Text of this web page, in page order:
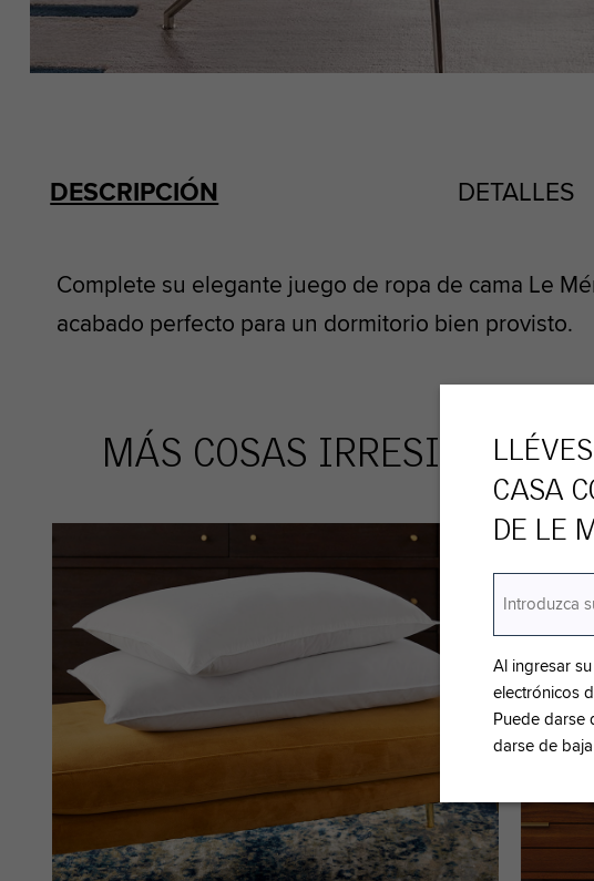
DESCRIPCIÓN DETALLES
Complete su elegante juego de ropa de cama Le
acabado perfecto para un dormitorio bien provisto.
MÁS COSAS IRRESISTIBLES
CASA
DE LE
Al ingresar
electrónicos
Puede darse
darse de